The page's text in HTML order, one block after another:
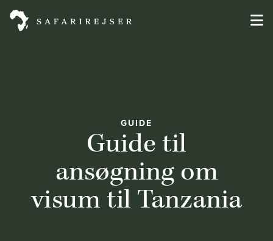
GUIDE
Guide til
ansøgning om
visum til Tanzania